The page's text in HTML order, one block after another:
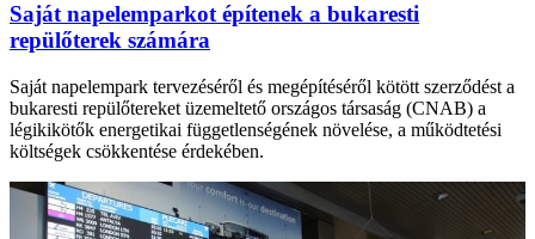
Saját napelemparkot építenek a bukaresti
repülőterek számára
Saját napelempark tervezéséről és megépítéséről kötött szerződést a
bukaresti repülőtereket üzemeltető országos társaság (CNAB) a
légikikötők energetikai függetlenségének növelése, a működtetési
költségek csökkentése érdekében.